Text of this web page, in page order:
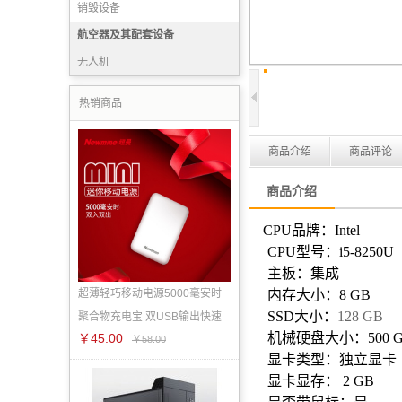
销毁设备
航空器及其配套设备
无人机
热销商品
超薄轻巧移动电源5000毫安时
聚合物充电宝 双USB输出快速
￥45.00 ￥58.00
商品介绍 商品评论
商品介绍
CPU品牌： Intel
CPU型号： i5-8250U
主板：集成
内存大小： 8 GB
SSD大小： 128 GB
机械硬盘大小： 500
显卡类型：独立显卡
显卡显存：
2 GB